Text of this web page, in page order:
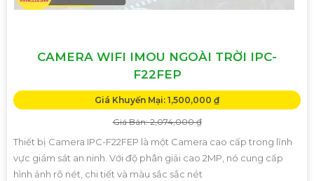
CAMERA WIFI IMOU NGOÀI TRỜI IPC-
F22FEP
Giá Khuyến Mại: 1,500,000 ₫
Giá Bán: 2,074,000 ₫
Thiết bị Camera IPC-F22FEP là một Camera cao cấp trong lĩnh
vực giám sát an ninh. Với độ phân giải cao 2MP, nó cung cấp
hình ảnh rõ nét, chi tiết và màu sắc sắc nét